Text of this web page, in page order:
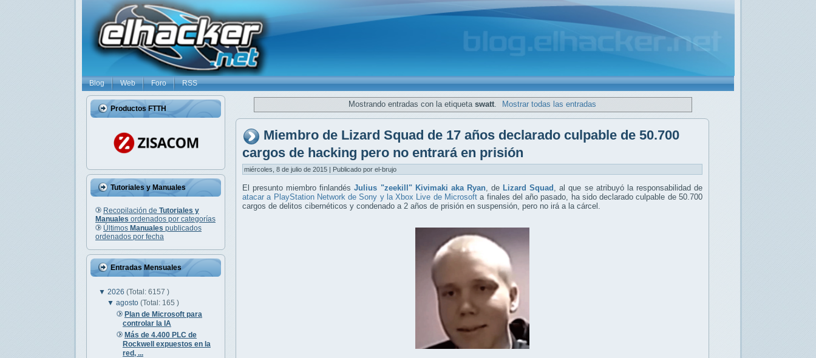
Blog Web Foro RSS
Productos FTTH
Tutoriales y Manuales
Recopilación de Tutoriales y
Manuales ordenados por categorías
Últimos Manuales publicados
ordenados por fecha
Entradas Mensuales
▼ 2026 (Total: 6157 )
▼agosto(Total: 165 )
Plan de Microsoft para
controlar la IA
Más de 4.400 PLC de
Rockwell expuestos en la
red, ...
Mostrando entradas con la etiqueta swatt. Mostrar todas las entradas
Miembro de Lizard Squad de 17 años declarado culpable de 50.700
cargos de hacking pero no entrará en prisión
miércoles, 8 de julio de 2015 | Publicado por el-brujo
El presunto miembro finlandésJulius "zeekill" Kivimaki aka Ryan, de Lizard Squad , al que se atribuyó la responsabilidad de
atacar a PlayStation Network de Sony y la Xbox Live de Microsoft a finales del año pasado, ha sido declarado culpable de 50.700
cargos de delitos cibernéticos y condenado a 2 años de prisión en suspensión, pero no irá a la cárcel.